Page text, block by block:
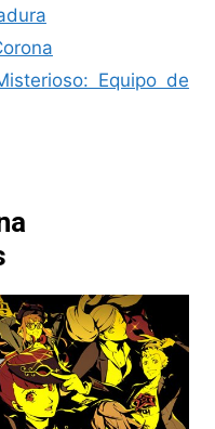
Equipo de